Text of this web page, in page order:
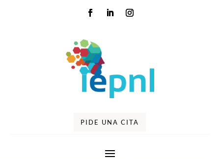
PIDE UNA CITA